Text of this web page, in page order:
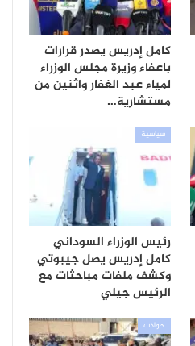
كامل إدريس يصدر قرارات
باعفاء وزيرة مجلس الوزراء
لمياء عبد الغفار واثنين من
مستشارية…
سياسية
رئيس الوزراء السوداني
كامل إدريس يصل جيبوتي
وكشف ملفات مباحثات مع
الرئيس جيلي
حوادث